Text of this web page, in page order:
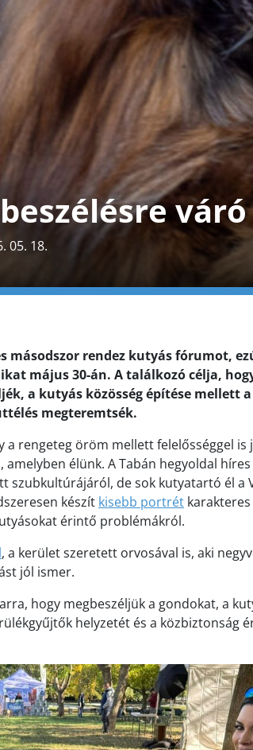
05. 18.
másodszor rendez kutyás fórumot,
május 30-án. A találkozó célja,
a kutyás közösség építése mellett
megteremtsék.
rengeteg öröm mellett felelősséggel is
amelyben élünk. A Tabán hegyoldal
szubkultúrájáról, de sok kutyatartó él a
készít kisebb portrét
érintő problémákról.
, a kerület szeretett orvosával is, aki
jól ismer.
hogy megbeszéljük a gondokat, a
helyzetét és a közbiztonság